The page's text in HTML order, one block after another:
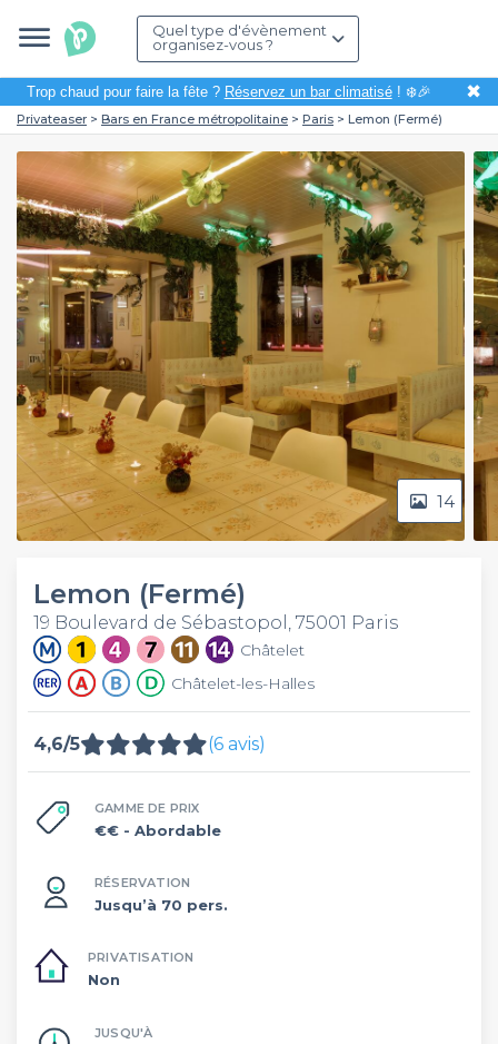
Quel type d'évènement
organisez-vous ?
Trop chaud pour faire la fête ? Réservez un bar climatisé! ❄️🎉 ✖
Privateaser Bars en France métropolitaine Paris Lemon (Fermé)
14
Lemon (Fermé)
19 Boulevard de Sébastopol, 75001 Paris
Châtelet
Châtelet-les-Halles
4,6/5 (6 avis)
GAMME DE PRIX
€€ - Abordable
RÉSERVATION
Jusqu’à 70 pers.
PRIVATISATION
Non
JUSQU'À